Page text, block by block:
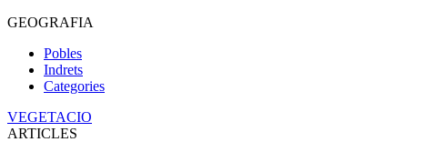
GEOGRAFIA
Pobles
Indrets
Categories
VEGETACIO
ARTICLES